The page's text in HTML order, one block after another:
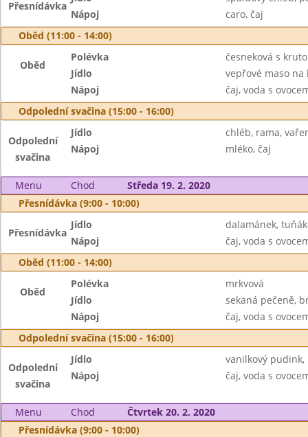
Přesnídávka
Nápoj
caro, čaj
Oběd (11:00 - 14:00)
Oběd
Polévka
česneková s
Jídlo
vepřové maso
Nápoj
čaj, voda s
Odpolední svačina (15:00 - 16:00)
Odpolední
svačina
Jídlo
chléb, rama,
Nápoj
mléko, čaj
Menu Chod
Středa 19. 2. 2020
Přesnídávka (9:00 - 10:00)
Přesnídávka
Jídlo
dalamánek,
Nápoj
čaj, voda s
Oběd (11:00 - 14:00)
Oběd
Polévka
mrkvová
Jídlo
sekaná pečeně,
Nápoj
čaj, voda s
Odpolední svačina (15:00 - 16:00)
Odpolední
svačina
Jídlo
vanilkový pudink,
Nápoj
čaj, voda s
Menu Chod
Čtvrtek 20. 2. 2020
Přesnídávka (9:00 - 10:00)